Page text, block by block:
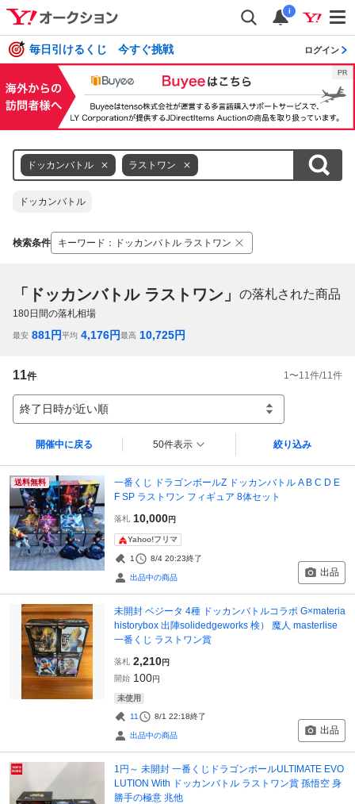
i
毎日引けるくじ 今すぐ挑戦 ログイン
ドッカンバトル ラストワン
ドッカンバトル
検索条件 キーワード ： ドッカンバトル ラストワン
「ドッカンバトル ラストワン」 の落札された商品
180日間の落札相場
最安 881円平均 4,176円最高 10,725円
11件 1 〜11 件/11 件
終了日時が近い順
開催中に戻る 50件表示 絞り込み
送料無料
一番くじ ドラゴンボールZ ドッカンバトル A B C D E
F SP ラストワン フィギュア 8体セット
落札 10,000円
Yahoo!フリマ
1 8/4 20:23終了
出品中の商品 出品
未開封 ベジータ 4種 ドッカンバトルコラボ G×materia
historybox 出陣solidedgeworks 検） 魔人 masterlise
一番くじ ラストワン賞
落札 2,210円
開始 100円
未使用
11 8/1 22:18終了
出品中の商品 出品
1円～ 未開封 一番くじドラゴンボールULTIMATE EVO
LUTION With ドッカンバトル ラストワン賞 孫悟空 身
勝手の極意 兆他